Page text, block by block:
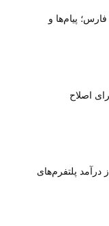
پیام‌ها و
اصلاح
درآمد پلتفرم‌های